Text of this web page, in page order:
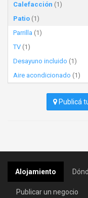
Calefacción (1)
Patio (1)
Parrilla (1)
TV (1)
Desayuno incluido (1)
Aire acondicionado (1)
Publicá
Alojamiento
Publicar un negocio